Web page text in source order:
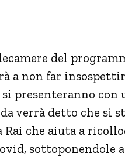
del
a non far
presenteranno con
verrà detto che si
Rai che aiuta a
sottoponendole